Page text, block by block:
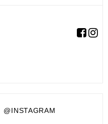
@INSTAGRAM